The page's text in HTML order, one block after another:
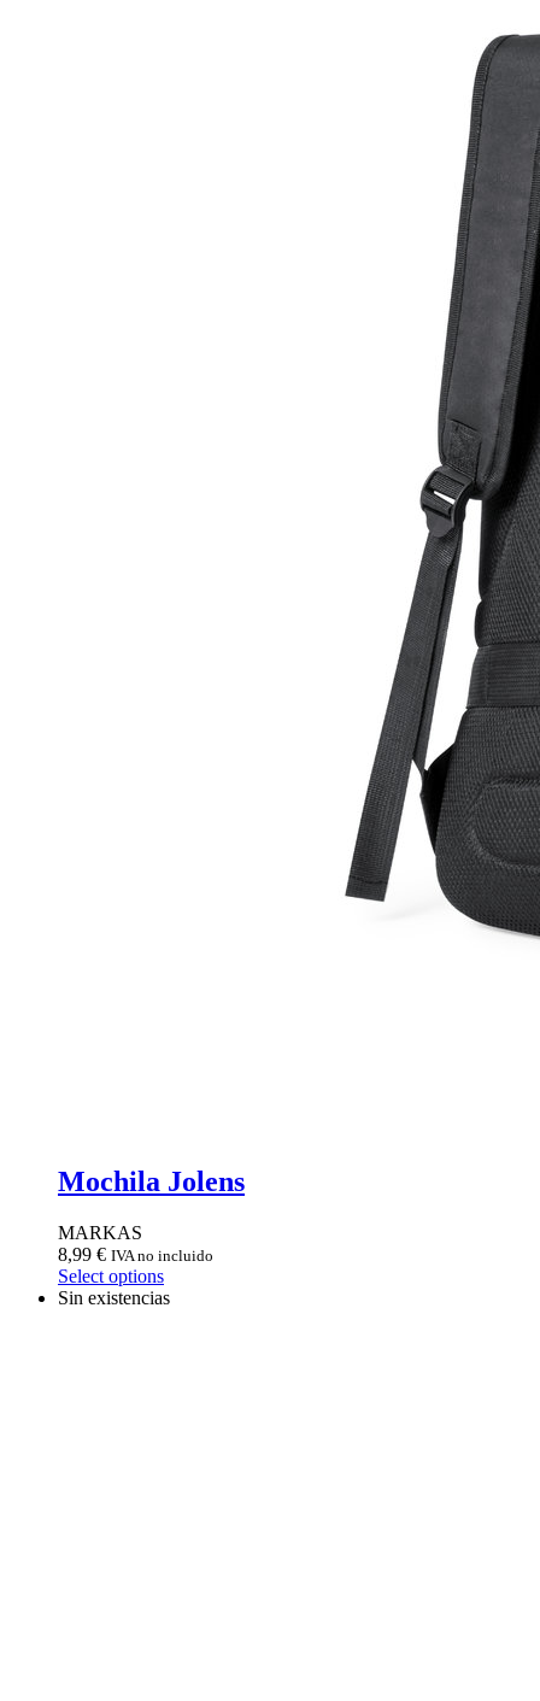
Mochila Jolens
MARKAS
8,99 € IVA no incluido
Select options
Sin existencias